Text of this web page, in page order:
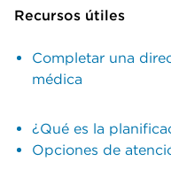
Recursos útiles
Completar una
médica
¿Qué es la
Opciones de